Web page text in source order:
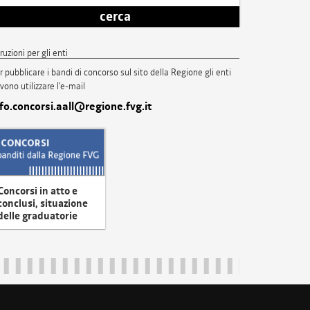
cerca
per gli enti
pubblicare i bandi di concorso sul sito della Regione gli enti
utilizzare l'e-mail
in atto e
situazione
graduatorie